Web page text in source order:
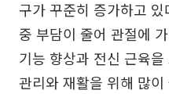
구가 꾸준히 증가하고
중 부담이 줄어 관절에
기능 향상과 전신 근육
관리와 재활을 위해 많